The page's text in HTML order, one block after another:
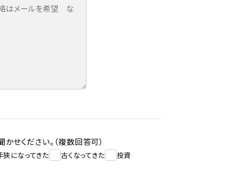
せください。（複数回答可）
狭になってきた 古くなってきた
投資